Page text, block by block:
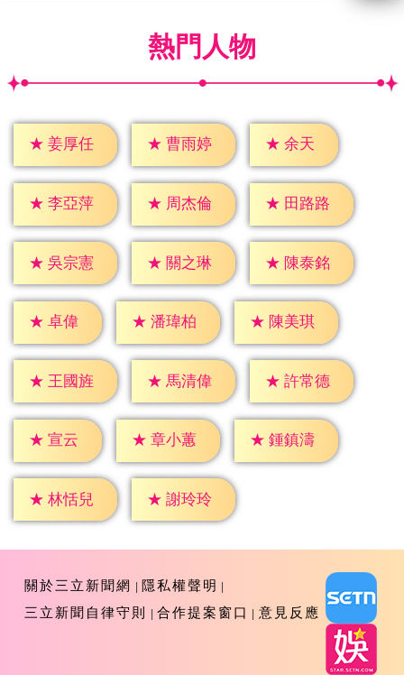
熱門人物
★ 姜厚任 ★ 曹雨婷 ★ 余天
★ 李亞萍 ★ 周杰倫 ★ 田路路
★ 吳宗憲 ★ 關之琳 ★ 陳泰銘
★ 卓偉 ★ 潘瑋柏 ★ 陳美琪
★ 王國旌 ★ 馬清偉 ★ 許常德
★ 宣云 ★ 章小蕙 ★ 鍾鎮濤
★ 林恬兒 ★ 謝玲玲
關於三立新聞網
隱私權聲明
三立新聞自律守則
合作提案窗口 意見反應